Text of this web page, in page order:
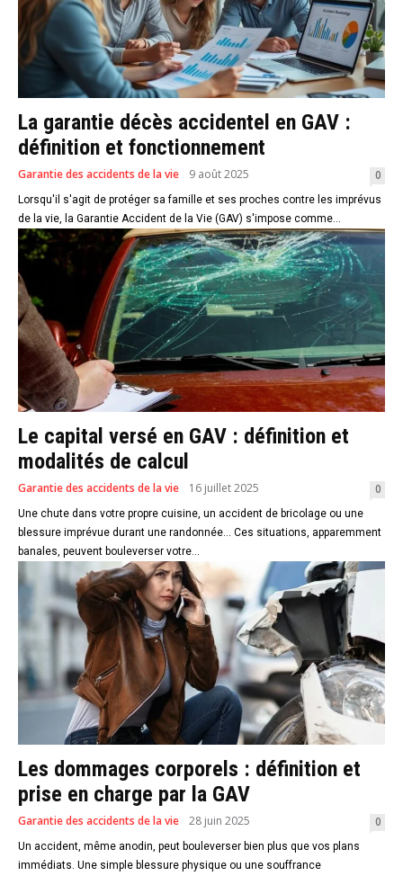
La garantie décès accidentel en GAV :
définition et fonctionnement
Garantie des accidents de la vie 9 août 2025 0
Lorsqu'il s'agit de protéger sa famille et ses proches contre les imprévus
de la vie, la Garantie Accident de la Vie (GAV) s'impose comme...
Le capital versé en GAV : définition et
modalités de calcul
Garantie des accidents de la vie 16 juillet 2025 0
Une chute dans votre propre cuisine, un accident de bricolage ou une
blessure imprévue durant une randonnée... Ces situations, apparemment
banales, peuvent bouleverser votre...
Les dommages corporels : définition et
prise en charge par la GAV
Garantie des accidents de la vie 28 juin 2025 0
Un accident, même anodin, peut bouleverser bien plus que vos plans
immédiats. Une simple blessure physique ou une souffrance